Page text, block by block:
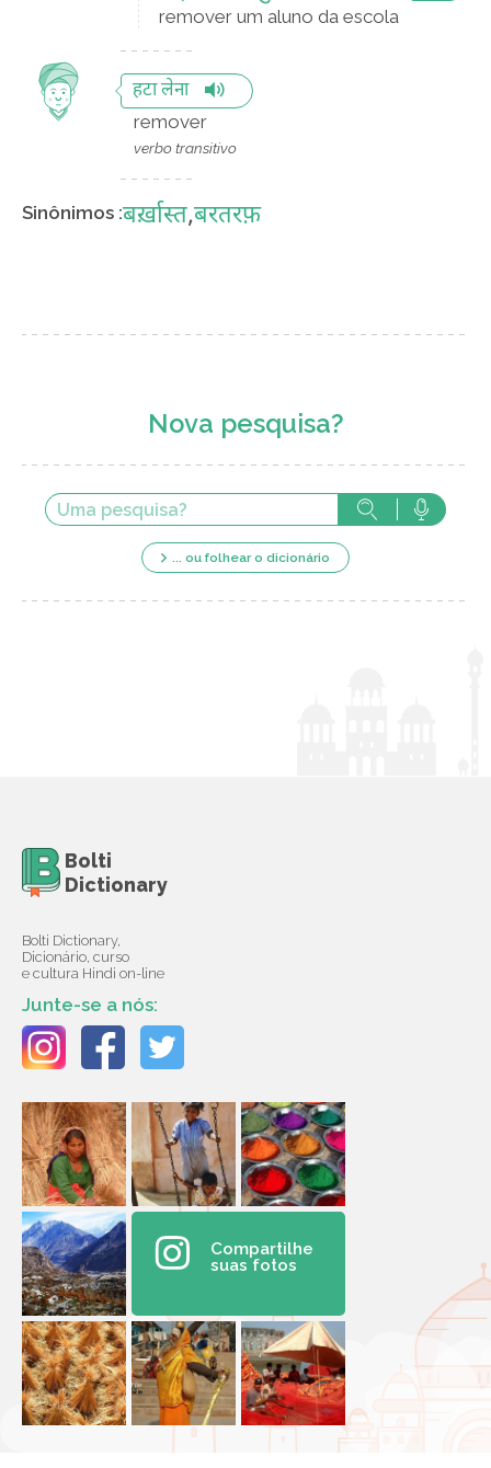
remover um aluno da escola
हटा लेना
remover
verbo transitivo
Sinônimos :बर्ख़ास्त,बरतरफ़
Nova pesquisa?
... ou folhear o dicionário
Bolti
Dictionary
Bolti Dictionary,
Dicionário, curso
e cultura Hindi on-line
Junte-se a nós:
Compartilhe
suas fotos